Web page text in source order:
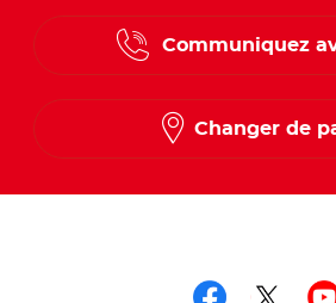
Communiquez
Changer de